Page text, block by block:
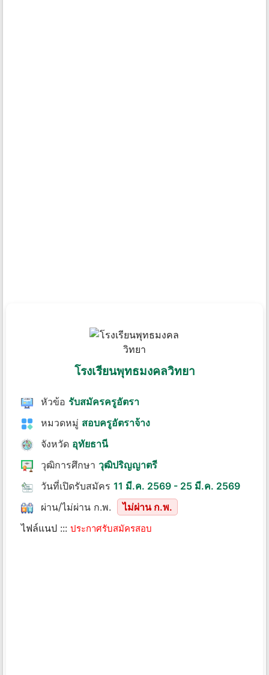
โรงเรียนพุทธมงคลวิทยา
หัวข้อ รับสมัครครูอัตรา
หมวดหมู่ สอบครูอัตราจ้าง
จังหวัด อุทัยธานี
วุฒิการศึกษา วุฒิปริญญาตรี
วันที่เปิดรับสมัคร 11 มี.ค. 2569 - 25 มี.ค. 2569
ผ่าน/ไม่ผ่าน ก.พ.
ไม่ผ่าน ก.พ.
ไฟล์แนป ::: ประกาศรับสมัครสอบ